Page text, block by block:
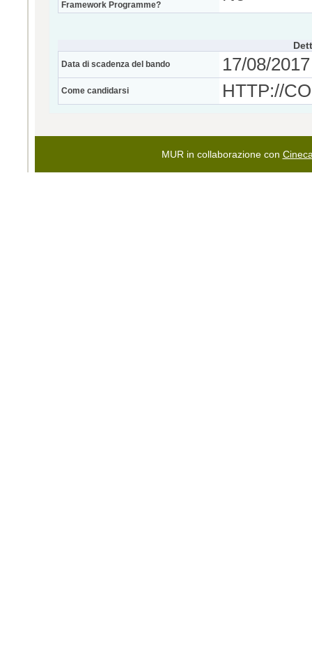
Framework Programme?
Data di scadenza del bando 17/08/
Come candidarsi HTTP://
MUR in collaborazione con